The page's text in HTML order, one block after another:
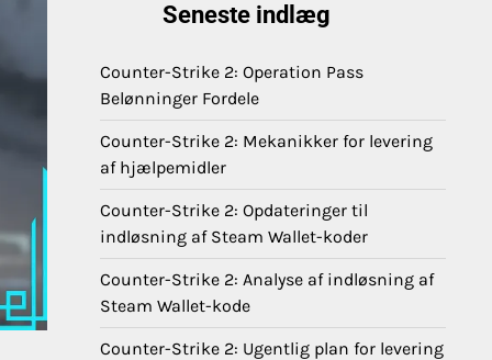
Seneste indlæg
Counter-Strike 2: Operation Pass
Belønninger Fordele
Counter-Strike 2: Mekanikker for levering
af hjælpemidler
Counter-Strike 2: Opdateringer til
indløsning af Steam Wallet-koder
Counter-Strike 2: Analyse af indløsning af
Steam Wallet-kode
Counter-Strike 2: Ugentlig plan for levering